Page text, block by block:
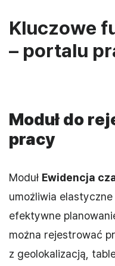
Kluczowe
– portalu
Moduł do
pracy
Moduł Ewidencja
umożliwia
efektywne
można rejestrować
z geolokalizacją,